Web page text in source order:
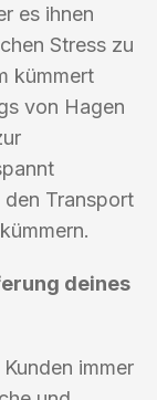
es ihnen
Stress zu
kümmert
von Hagen
Transport
deines
immer